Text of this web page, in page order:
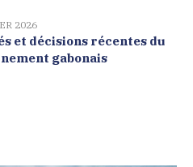
2026
et décisions récentes du
gabonais